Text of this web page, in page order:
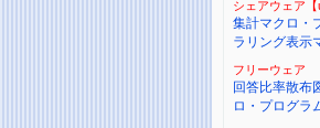
シェアウェア【
集計マクロ・
ラリング表示
フリーウェア
回答比率散布
ロ・プログラ